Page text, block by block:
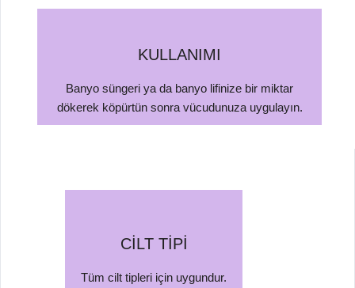
KULLANIMI
Banyo süngeri ya da banyo lifinize bir miktar
dökerek köpürtün sonra vücudunuza uygulayın.
CİLT TİPİ
Tüm cilt tipleri için uygundur.